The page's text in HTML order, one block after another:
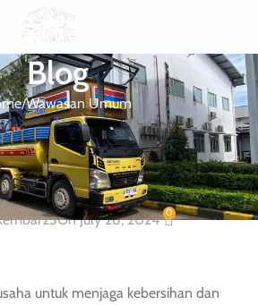
Blog
Wawasan Umum
WAWASAN UMUM
Lumpur Wilayah
dan Sekitarnya
On July 28, 2024 0
untuk menjaga kebersihan dan